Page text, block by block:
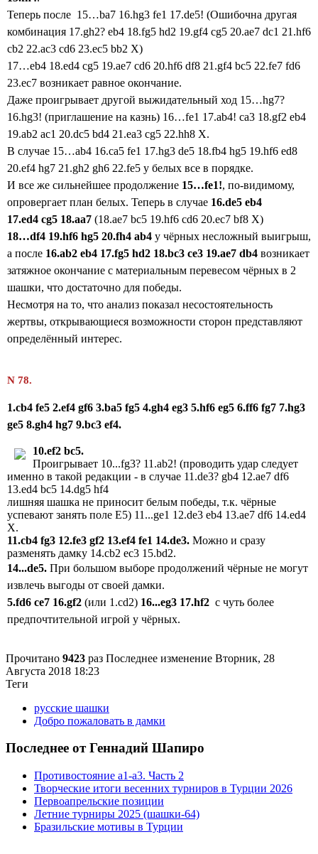
Теперь после 15…ba7 16.hg3 fe1 17.de5! (Ошибочна другая
комбинация 17.gh2? eb4 18.fg5 hd2 19.gf4 cg5 20.ae7 dc1 21.hf6
cb2 22.ac3 cd6 23.ec5 bb2 X)
17…eb4 18.ed4 cg5 19.ae7 cd6 20.hf6 df8 21.gf4 bc5 22.fe7 fd6
23.ec7 возникает равное окончание.
Даже проигрывает другой выжидательный ход 15…hg7?
16.hg3! (приглашение на казнь) 16…fe1 17.ab4! ca3 18.gf2 eb4
19.ab2 ac1 20.dc5 bd4 21.ea3 cg5 22.hh8 X.
В случае 15…ab4 16.ca5 fe1 17.hg3 de5 18.fb4 hg5 19.hf6 ed8
20.ef4 hg7 21.gh2 gh6 22.fe5 у белых все в порядке.
И все же сильнейшее продолжение 15…fe1!, по-видимому,
опровергает план белых. Теперь в случае 16.de5 eb4
17.ed4 cg5 18.aa7 (18.ae7 bc5 19.hf6 cd6 20.ec7 bf8 X)
18…df4 19.hf6 hg5 20.fh4 ab4 у чёрных несложный выигрыш,
а после 16.ab2 eb4 17.fg5 hd2 18.bc3 ce3 19.ae7 db4 возникает
затяжное окончание с материальным перевесом чёрных в 2
шашки, что достаточно для победы.
Несмотря на то, что анализ показал несостоятельность
жертвы, открывающиеся возможности сторон представляют
определённый интерес.
N 78.
1.cb4 fe5 2.ef4 gf6 3.ba5 fg5 4.gh4 eg3 5.hf6 eg5 6.ff6 fg7 7.hg3
ge5 8.gh4 hg7 9.bc3 ef4.
10.ef2 bc5.
Проигрывает 10...fg3? 11.ab2! (проводить удар следует
именно в такой редакции - в случае 11.de3? gb4 12.ae7 df6
13.ed4 bc5 14.dg5 hf4
лишняя шашка не приносит белым победы, т.к. чёрные
успевают занять поле E5) 11...ge1 12.de3 eb4 13.ae7 df6 14.ed4
X.
11.cb4 fg3 12.fe3 gf2 13.ef4 fe1 14.de3. Можно и сразу
разменять дамку 14.cb2 ec3 15.bd2.
14...de5. При большом выборе продолжений чёрные не могут
извлечь выгоды от своей дамки.
5.fd6 ce7 16.gf2 (или 1.cd2) 16...eg3 17.hf2 с чуть более
предпочтительной игрой у чёрных.
Прочитано 9423 раз Последнее изменение Вторник, 28
Августа 2018 18:23
Теги
русские шашки
Добро пожаловать в дамки
Последнее от Геннадий Шапиро
Противостояние a1-a3. Часть 2
Творческие итоги весенних турниров в Турции 2026
Первоапрельские позиции
Летние турниры 2025 (шашки-64)
Бразильские мотивы в Турции